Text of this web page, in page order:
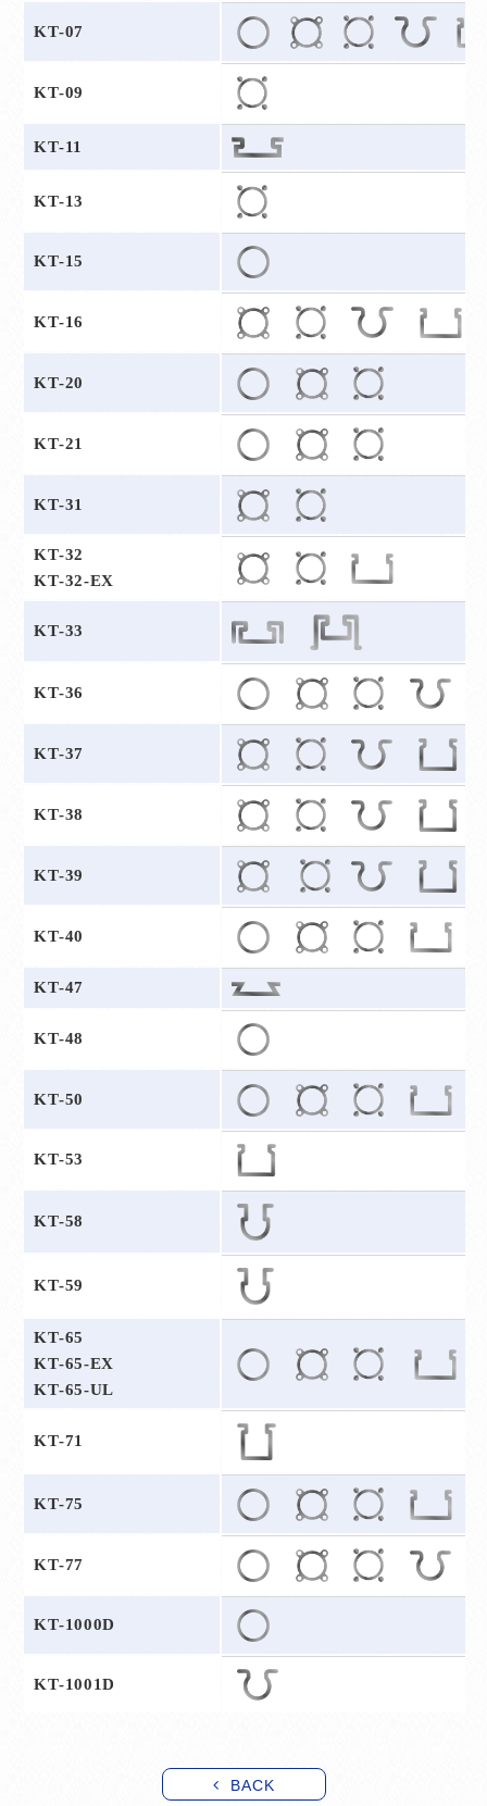
KT-07
KT-09
KT-11
KT-13
KT-15
KT-16
KT-20
KT-21
KT-31
KT-32
KT-32-EX
KT-33
KT-36
KT-37
KT-38
KT-39
KT-40
KT-47
KT-48
KT-50
KT-53
KT-58
KT-59
KT-65
KT-65-EX
KT-65-UL
KT-71
KT-75
KT-77
KT-1000D
KT-1001D
BACK